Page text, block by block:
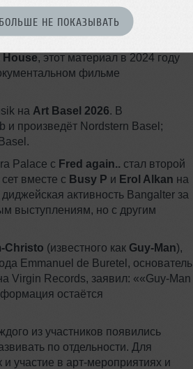
БОЛЬШЕ НЕ ПОКАЗЫВАТЬ
в студии.
в нескольких проектов,
создал саундтрек для
House, этот материал в 2024 году
фильме
на Art Basel 2026. В
и произведёт Nordstern Basel;
Palace с Fred again.. стал второй
вместе с Busy P и Erol Alkan на
активность Bangalter за
выступлениям, но с другим
(известного как Guy‑Man),
Emmanuel de Buretel, основатель
Virgin Records, заявил: ««Guy‑Man
остаётся
из участников появились
по отдельности. Для
участие в арт‑мероприятиях и